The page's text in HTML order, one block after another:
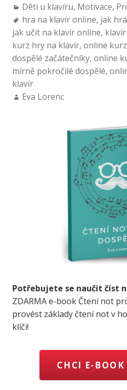
Děti u klavíru, Motivace,
hra na klavír online, jak
jak učit na klavír online,
kurz hry na klavír, online
dospělé začátečníky, online
mírně pokročilé dospělé,
klavír
Eva Lorenc
Potřebujete se naučit číst
ZDARMA e-book Čtení not
provést základy čtení not v
klíči!
CHCI E-